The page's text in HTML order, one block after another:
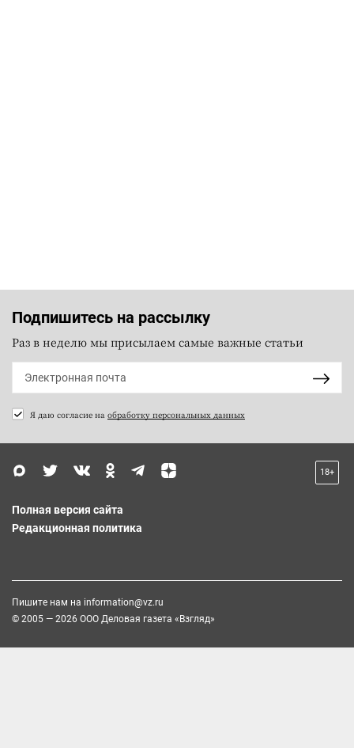
Подпишитесь на рассылку
Раз в неделю мы присылаем самые важные статьи
Я даю согласие на обработку персональных данных
18+
Полная версия сайта
Редакционная политика
Пишите нам на information@vz.ru
© 2005 — 2026 ООО Деловая газета «Взгляд»